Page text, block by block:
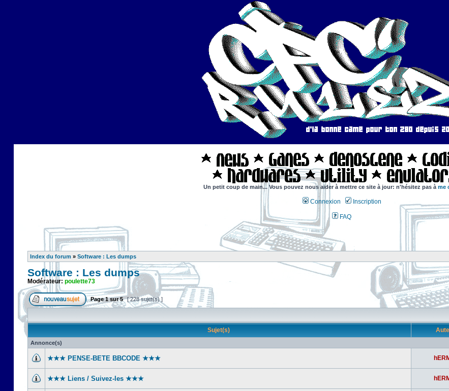
Un petit coup de main... Vous pouvez nous aider à mettre ce site à jour: n'hésitez pas à me
Connexion Inscription
FAQ
Index du forum » Software : Les dumps
Software : Les dumps
Modérateur: poulette73
Page1sur5 [ 228 sujet(s) ]
Sujet(s)
Annonce(s)
★★★ PENSE-BETE BBCODE ★★★
★★★ Liens / Suivez-les ★★★